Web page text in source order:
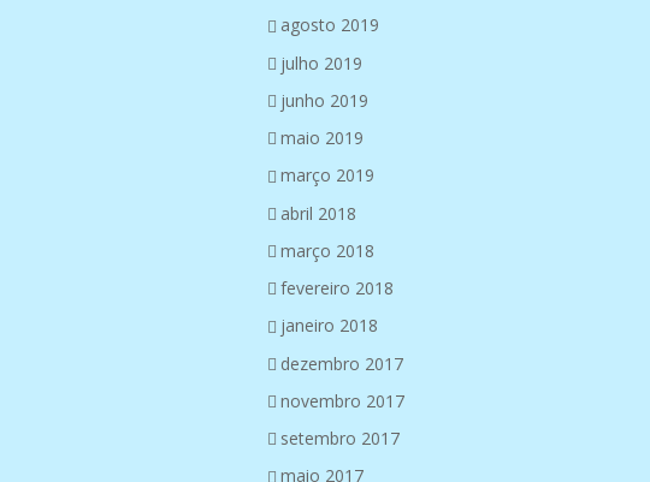
agosto 2019
julho 2019
junho 2019
maio 2019
março 2019
abril 2018
março 2018
fevereiro 2018
janeiro 2018
dezembro 2017
novembro 2017
setembro 2017
maio 2017